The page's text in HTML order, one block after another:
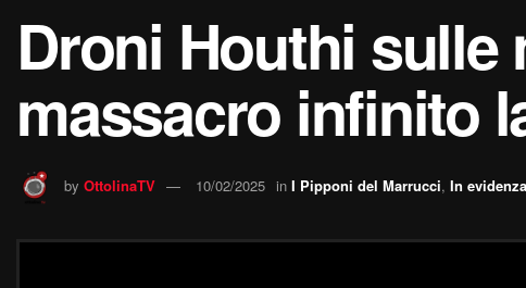
Droni Houthi sulle
massacro infinito
by OttolinaTV 10/02/2025 in I Pipponi del Marrucci, In evidenza